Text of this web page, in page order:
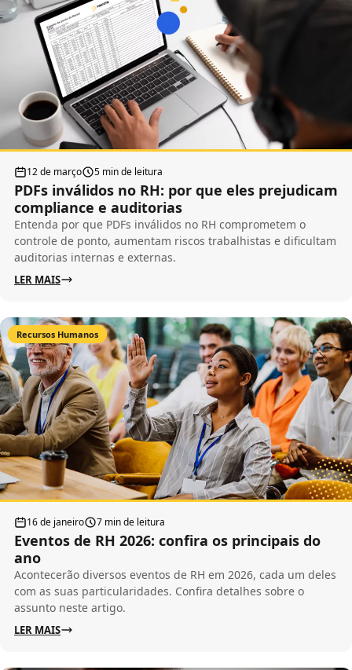
12 de março 5 min de leitura
PDFs inválidos no RH: por que eles prejudicam
compliance e auditorias
Entenda por que PDFs inválidos no RH comprometem o
controle de ponto, aumentam riscos trabalhistas e dificultam
auditorias internas e externas.
LER MAIS
Recursos Humanos
16 de janeiro 7 min de leitura
Eventos de RH 2026: confira os principais do
ano
Acontecerão diversos eventos de RH em 2026, cada um deles
com as suas particularidades. Confira detalhes sobre o
assunto neste artigo.
LER MAIS